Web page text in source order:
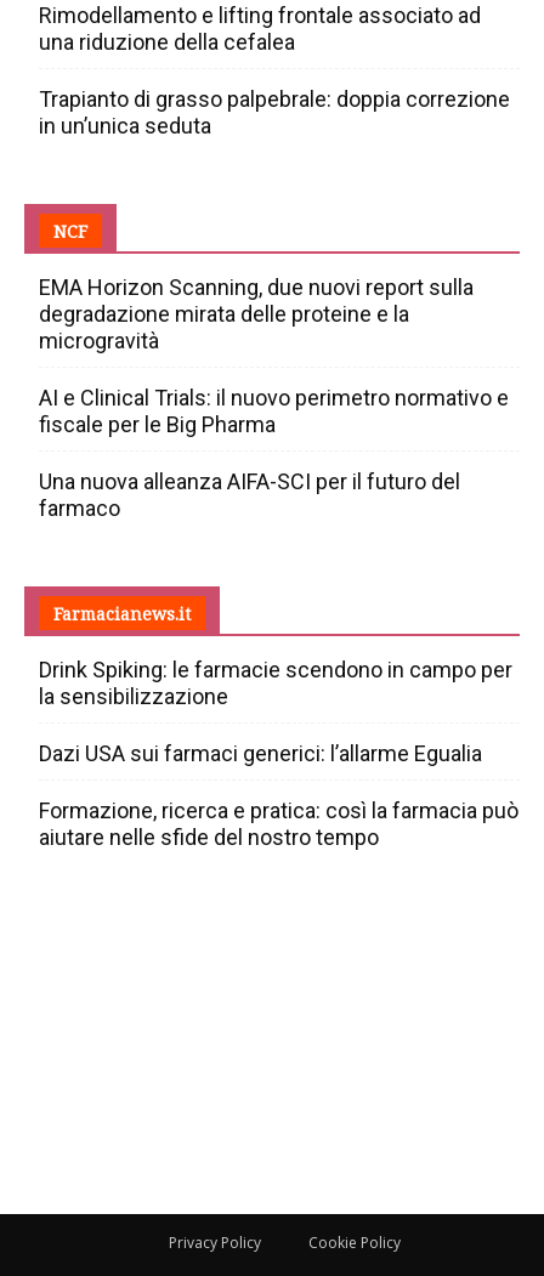
Rimodellamento e lifting frontale associato ad
una riduzione della cefalea
Trapianto di grasso palpebrale: doppia correzione
in un’unica seduta
NCF
EMA Horizon Scanning, due nuovi report sulla
degradazione mirata delle proteine e la
microgravità
AI e Clinical Trials: il nuovo perimetro normativo e
fiscale per le Big Pharma
Una nuova alleanza AIFA-SCI per il futuro del
farmaco
Farmacianews.it
Drink Spiking: le farmacie scendono in campo per
la sensibilizzazione
Dazi USA sui farmaci generici: l’allarme Egualia
Formazione, ricerca e pratica: così la farmacia può
aiutare nelle sfide del nostro tempo
Privacy Policy Cookie Policy